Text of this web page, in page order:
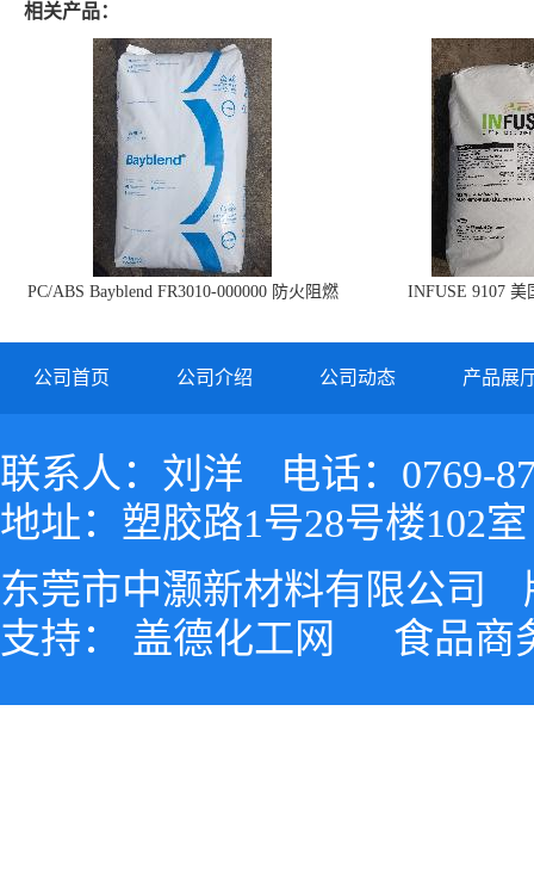
相关产品：
PC/ABS Bayblend FR3010-000000 防火阻燃
INFUSE 9107 美
公司首页 公司介绍 公司动态 产品展
联系人：刘洋
电话：0769-
地址：塑胶路1号28号楼102室
东莞市中灏新材料有限公司
支持： 盖德化工网 食品商